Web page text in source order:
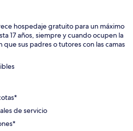
hospedaje gratuito para un máximo
17 años, siempre y cuando ocupen la
que sus padres o tutores con las camas
de servicio